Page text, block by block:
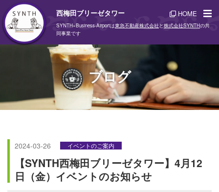
西梅田ブリーゼタワー HOME
SYNTH×Business-Airportは東急不動産株式会社と株式会社SYNTHの共
同事業です
ブログ
2024-03-26 イベントのご案内
【SYNTH西梅田ブリーゼタワー】4月12
日（金）イベントのお知らせ